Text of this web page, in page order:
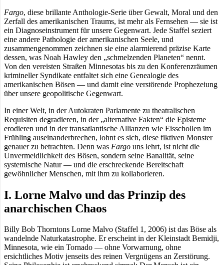
Fargo, diese brillante Anthologie-Serie über Gewalt, Moral und den
Zerfall des amerikanischen Traums, ist mehr als Fernsehen — sie ist
ein Diagnoseinstrument für unsere Gegenwart. Jede Staffel seziert
eine andere Pathologie der amerikanischen Seele, und
zusammengenommen zeichnen sie eine alarmierend präzise Karte
dessen, was Noah Hawley den „schmelzenden Planeten“ nennt.
Von den vereisten Straßen Minnesotas bis zu den Konferenzräumen
krimineller Syndikate entfaltet sich eine Genealogie des
amerikanischen Bösen — und damit eine verstörende Prophezeiung
über unsere geopolitische Gegenwart.
In einer Welt, in der Autokraten Parlamente zu theatralischen
Requisiten degradieren, in der „alternative Fakten“ die Episteme
erodieren und in der transatlantische Allianzen wie Eisschollen im
Frühling auseinanderbrechen, lohnt es sich, diese fiktiven Monster
genauer zu betrachten. Denn was Fargo uns lehrt, ist nicht die
Unvermeidlichkeit des Bösen, sondern seine Banalität, seine
systemische Natur — und die erschreckende Bereitschaft
gewöhnlicher Menschen, mit ihm zu kollaborieren.
I. Lorne Malvo und das Prinzip des
anarchischen Chaos
Billy Bob Thorntons Lorne Malvo (Staffel 1, 2006) ist das Böse als
wandelnde Naturkatastrophe. Er erscheint in der Kleinstadt Bemidji,
Minnesota, wie ein Tornado — ohne Vorwarnung, ohne
ersichtliches Motiv jenseits des reinen Vergnügens an Zerstörung.